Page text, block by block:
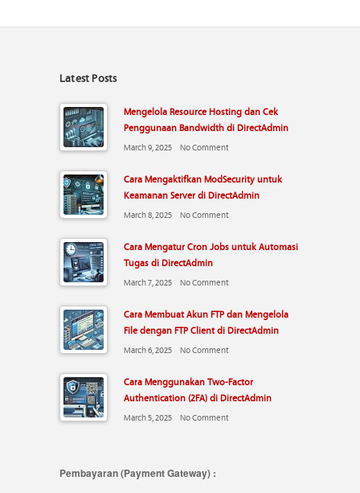
Latest Posts
Mengelola Resource Hosting dan Cek
Penggunaan Bandwidth di DirectAdmin
March 9, 2025 No Comment
Cara Mengaktifkan ModSecurity untuk
Keamanan Server di DirectAdmin
March 8, 2025 No Comment
Cara Mengatur Cron Jobs untuk Automasi
Tugas di DirectAdmin
March 7, 2025 No Comment
Cara Membuat Akun FTP dan Mengelola
File dengan FTP Client di DirectAdmin
March 6, 2025 No Comment
Cara Menggunakan Two-Factor
Authentication (2FA) di DirectAdmin
March 5, 2025 No Comment
Pembayaran (Payment Gateway) :